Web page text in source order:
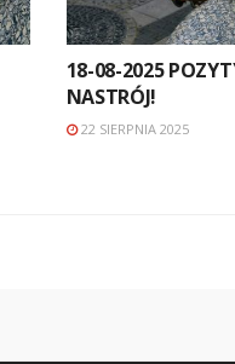
18-08-2025
NASTRÓJ!
22 SIERPNIA 2025